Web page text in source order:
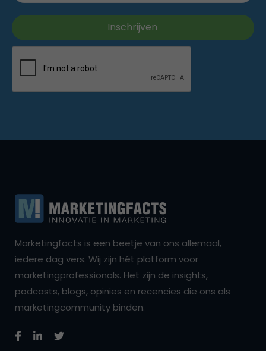
Marketingfacts is een beetje van ons allemaal,
iedere dag vers. Wij zijn hét platform voor
marketingprofessionals. Het zijn de insights,
podcasts, blogs, opinies en recencies die ons als
marketingcommunity binden.